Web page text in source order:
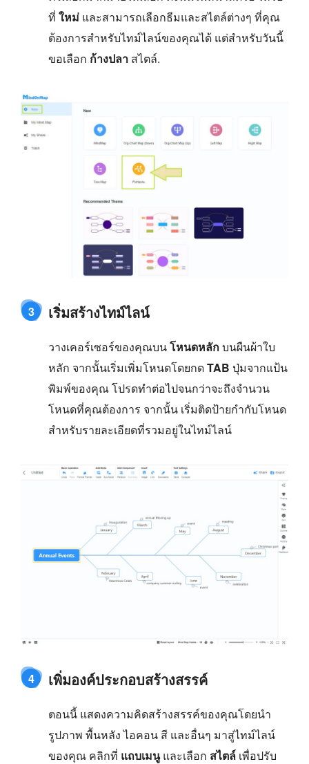
ที่ ใหม่ และสามารถเลือกธีมและสไตล์ต่างๆ ที่คุณ
ต้องการสำหรับไทม์ไลน์ของคุณได้ แต่สำหรับวันนี้
ขอเลือก ก้างปลา สไตล์.
3 เริ่มสร้างไทม์ไลน์
วางเคอร์เซอร์ของคุณบนโหนดหลักบนผืนผ้าใบ
หลัก จากนั้นเริ่มเพิ่มโหนดโดยกดTAB ปุ่มจากแป้น
พิมพ์ของคุณ โปรดทำต่อไปจนกว่าจะถึงจำนวน
โหนดที่คุณต้องการ จากนั้น เริ่มติดป้ายกำกับโหนด
สำหรับรายละเอียดที่รวมอยู่ในไทม์ไลน์
4 เพิ่มองค์ประกอบสร้างสรรค์
ตอนนี้ แสดงความคิดสร้างสรรค์ของคุณโดยนำ
รูปภาพ พื้นหลัง ไอคอน สี และอื่นๆ มาสู่ไทม์ไลน์
ของคุณ คลิกที่ แถบเมนูและเลือก สไตล์ เพื่อปรับ